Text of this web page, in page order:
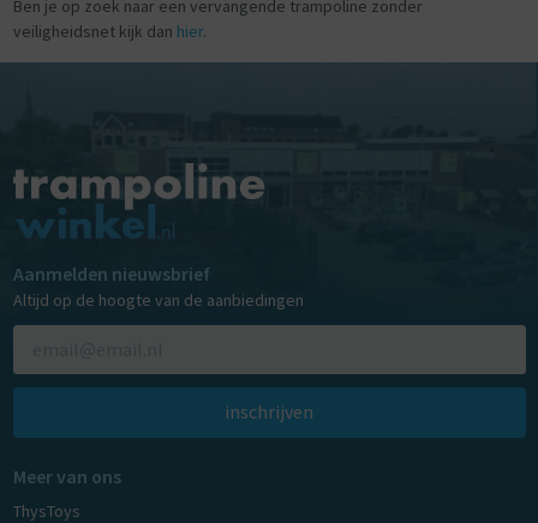
Ben je op zoek naar een vervangende trampoline zonder
veiligheidsnet kijk dan hier.
Aanmelden nieuwsbrief
Altijd op de hoogte van de aanbiedingen
inschrijven
Meer van ons
ThysToys